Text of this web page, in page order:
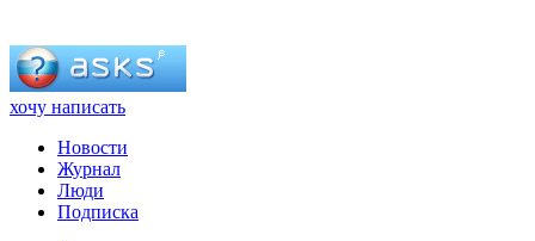
хочу написать
Новости
Журнал
Люди
Подписка